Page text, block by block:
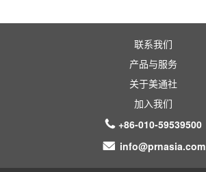
联系我们
产品与服务
关于美通社
加入我们
+86-010-59539500
info@prnasia.com